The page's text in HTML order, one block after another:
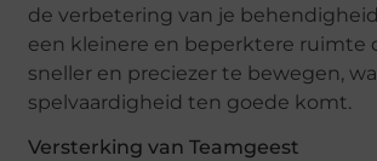
de verbetering van je
een kleinere en beperktere ruimte
sneller en preciezer te bewegen,
spelvaardigheid ten goede komt.
Versterking van Teamgeest